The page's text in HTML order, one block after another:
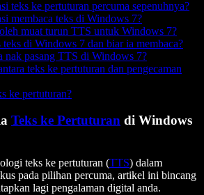
teks ke pertuturan percuma sepenuhnya?
membaca teks di Windows 7?
muat turun TTS untuk Windows 7?
di Windows 7 dan biar ia membaca?
nak pasang TTS di Windows 7?
teks ke pertuturan dan pengecaman
ke pertuturan?
Teks ke Pertuturan di Windows
teks ke pertuturan (TTS) dalam
pada pilihan percuma, artikel ini bincang
lagi pengalaman digital anda.